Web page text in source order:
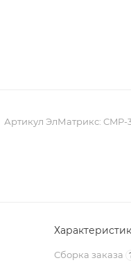
Артикул ЭлМатрикс: CMP-
Сборка заказа